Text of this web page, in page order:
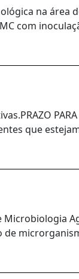
na área
com
que
Microbiologia
de